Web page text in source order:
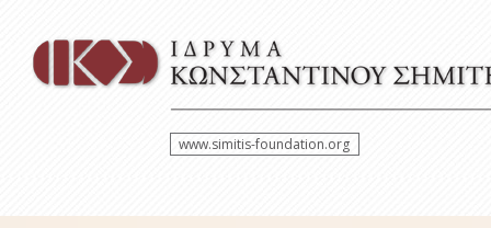
www.simitis-foundation.org